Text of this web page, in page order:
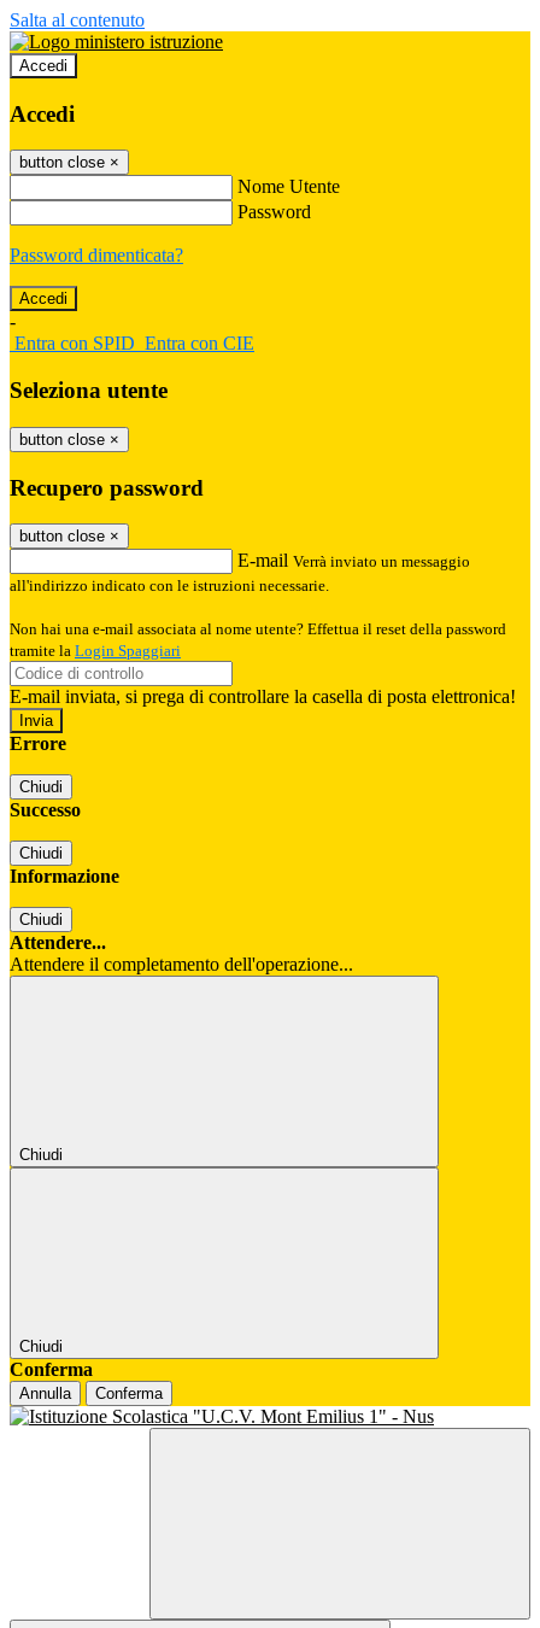
Salta al contenuto
Accedi
Accedi
button close ×
Nome Utente
Password
Password dimenticata?
-
Entra con SPID Entra con CIE
Seleziona utente
button close ×
Recupero password
button close ×
E-mail Verrà inviato un messaggio
all'indirizzo indicato con le istruzioni necessarie.
Non hai una e-mail associata al nome utente? Effettua il reset della password
tramite la Login Spaggiari
E-mail inviata, si prega di controllare la casella di posta elettronica!
Errore
Chiudi
Successo
Chiudi
Informazione
Chiudi
Attendere...
Attendere il completamento dell'operazione...
Chiudi
Chiudi
Conferma
Annulla Conferma